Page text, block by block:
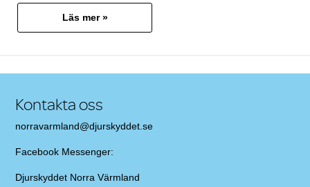
Läs mer »
Kontakta oss
norravarmland@djurskyddet.se
Facebook Messenger:
Djurskyddet Norra Värmland